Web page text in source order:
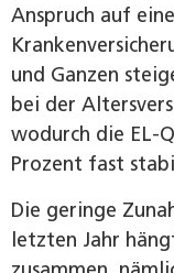
Anspruch auf
und Ganzen
bei der
wodurch die EL-
Prozent fast
Die geringe
letzten Jahr